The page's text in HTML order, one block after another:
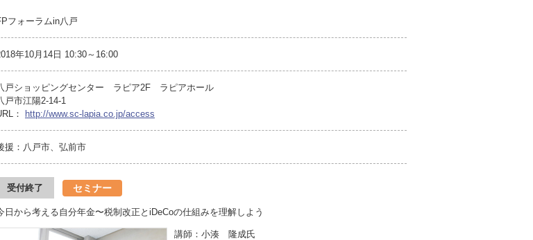
フォーラムin八戸
年10月14日 10:30～16:00
戸ショッピングセンター ラピア2F ラピアホール
戸市江陽2-14-1
：
http://www.sc-lapia.co.jp/access
援：八戸市、弘前市
受付終了 セミナー
日から考える自分年金〜税制改正とiDeCoの仕組みを理解しよう
講師：小湊 隆成氏